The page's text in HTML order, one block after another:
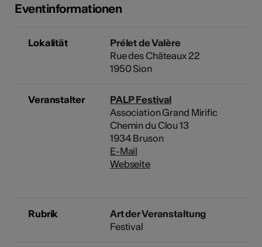
Eventinformationen
Lokalität
Prélet de Valère
Rue des Châteaux 22
1950 Sion
Veranstalter
PALP Festival
Association Grand Mirific
Chemin du Clou 13
1934 Bruson
E-Mail
Webseite
Rubrik
Art der Veranstaltung
Festival